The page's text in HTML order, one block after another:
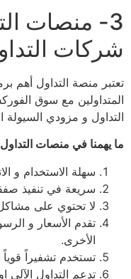
3- منصات
شركات
تعتبر منصة التداول أهم
المتداولين مع سوق
التداول و مزودي السيولة
ما يهمنا في منصات
سهلة الاستخدام و
سريعة في تنفيذ
لا تحتوي على
تقدم الأسعار و
الأخرى.
تستخدم تشفيراً قوياً
تدعم التداول الآلي